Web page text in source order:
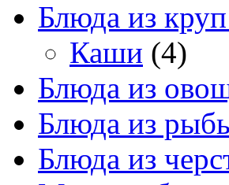
Блюда из
Каши (4)
Блюда из
Блюда из
Блюда из